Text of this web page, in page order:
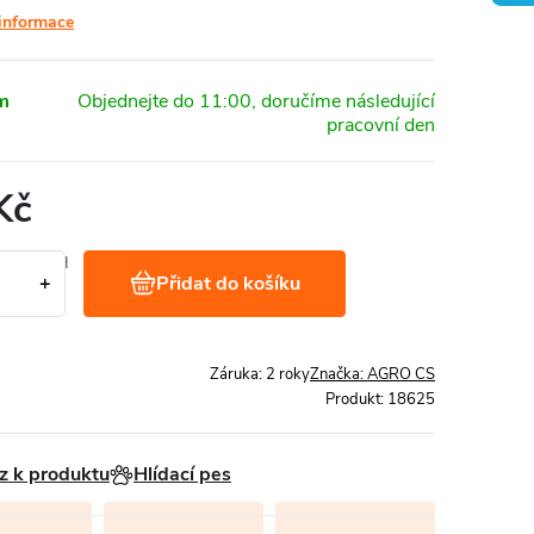
bez DPH
Přidat do košíku
Značka:AGRO CS
Záruka: 2 roky
Produkt: 18625
k produktu Hlídací pes